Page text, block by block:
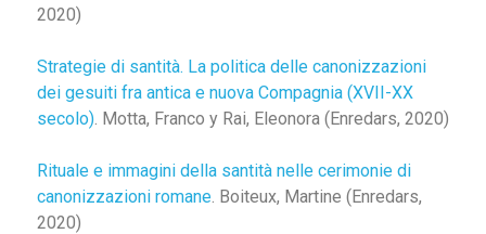
2020)
Strategie di santità. La politica delle canonizzazioni
dei gesuiti fra antica e nuova Compagnia (XVII-XX
secolo). Motta, Franco y Rai, Eleonora (Enredars, 2020)
Rituale e immagini della santità nelle cerimonie di
canonizzazioni romane. Boiteux, Martine (Enredars,
2020)